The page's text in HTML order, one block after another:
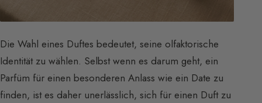
Die Wahl eines Duftes bedeutet, seine olfaktorische
Identität zu wählen. Selbst wenn es darum geht, ein
Parfüm für einen besonderen Anlass wie ein Date zu
finden, ist es daher unerlässlich, sich für einen Duft zu